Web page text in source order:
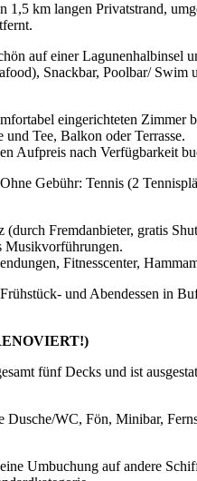
1,5 km langen Privatstrand,
auf einer Lagunenhalbinsel
Snackbar, Poolbar/
eingerichteten
Tee, Balkon oder Terrasse.
Aufpreis nach Verfügbarkeit
Ohne Gebühr: Tennis (2
Fremdanbieter, gratis
Musikvorführungen.
Fitnesscenter,
und Abendessen in
fünf Decks und ist
Dusche/WC, Fön, Minibar,
Umbuchung auf andere